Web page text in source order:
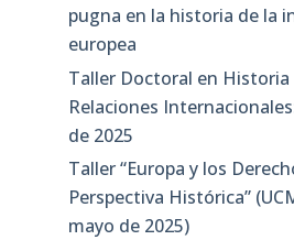
pugna en la historia de la
europea
Taller Doctoral en Historia
Relaciones
de 2025
Taller “Europa y los
Perspectiva Histórica”
mayo de 2025)